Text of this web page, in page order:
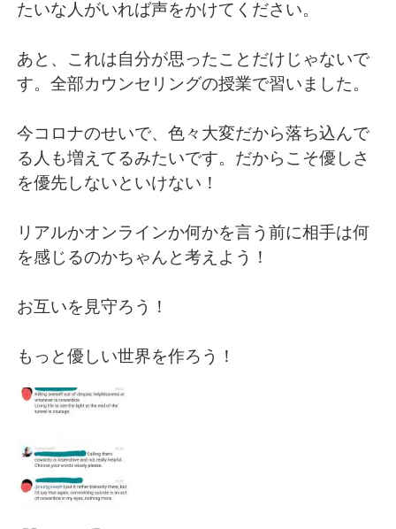
たいな人がいれば声をかけてください。
あと、これは自分が思ったことだけじゃないで
す。全部カウンセリングの授業で習いました。
今コロナのせいで、色々大変だから落ち込んで
る人も増えてるみたいです。だからこそ優しさ
を優先しないといけない！
リアルかオンラインか何かを言う前に相手は何
を感じるのかちゃんと考えよう！
お互いを見守ろう！
もっと優しい世界を作ろう！